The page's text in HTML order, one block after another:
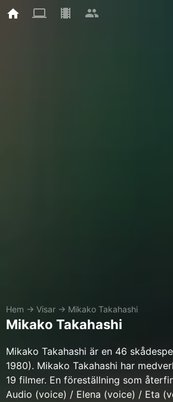
Hem → Visar → Mikako Takahashi
Mikako Takahashi
Mikako Takahashi är en 46
1980). Mikako Takahashi har
19 filmer. En föreställning som
Audio (voice) / Elena (voice) / Eta